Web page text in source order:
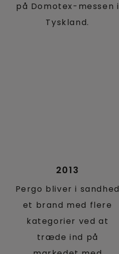
på Domotex-messen i
Tyskland.
2013
Pergo bliver i sandhed
et brand med flere
kategorier ved at
træde ind på